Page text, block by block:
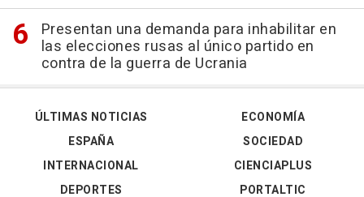
Presentan una demanda para inhabilitar en
las elecciones rusas al único partido en
contra de la guerra de Ucrania
ÚLTIMAS NOTICIAS
ESPAÑA
INTERNACIONAL
DEPORTES
ECONOMÍA
SOCIEDAD
CIENCIAPLUS
PORTALTIC